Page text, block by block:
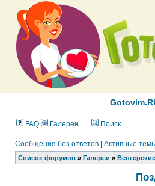
FAQ Галереи Поиск
Сообщения без ответов Активные
Список форумов » Галереи »